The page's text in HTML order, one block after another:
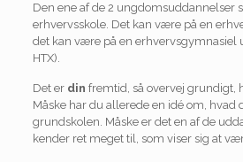
Den ene af de 2 ungdomsuddannelser
erhvervsskole. Det kan være på en
det kan være på en erhvervsgymnasiel
HTX).
Det er din fremtid, så overvej grundigt,
Måske har du allerede en idé om, hvad
grundskolen. Måske er det en af de
kender ret meget til, som viser sig at